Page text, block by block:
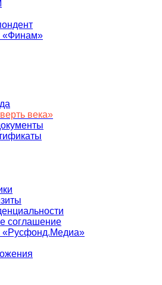
«Финам»
века»
соглашение
«Русфонд.Медиа»